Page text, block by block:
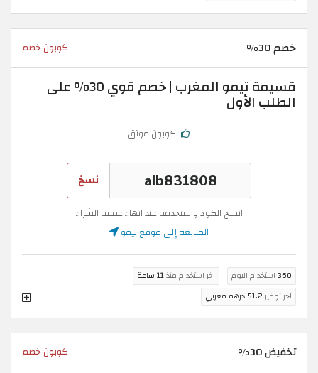
خصم 30% كوبون خصم
قسيمة تيمو المغرب | خصم قوي 30% على
الطلب الأول
كوبون موثق
نسخ
انسخ الكود واستخدمه عند انهاء عملية الشراء
المتابعة إلى موقع تيمو
360 استخدام اليوم اخر استخدام منذ11 ساعة
اخر توفير 51.2 درهم مغربي
تخفيض 30% كوبون خصم